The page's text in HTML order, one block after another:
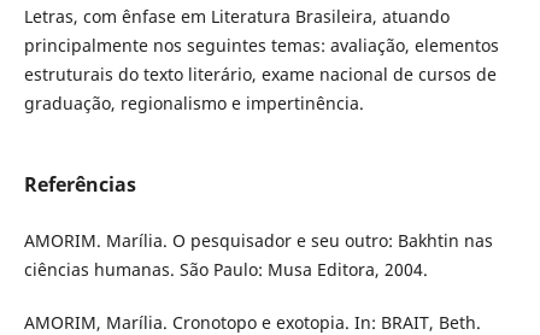
Letras, com ênfase em Literatura Brasileira, atuando
principalmente nos seguintes temas: avaliação, elementos
estruturais do texto literário, exame nacional de cursos de
graduação, regionalismo e impertinência.
Referências
AMORIM. Marília. O pesquisador e seu outro: Bakhtin nas
ciências humanas. São Paulo: Musa Editora, 2004.
AMORIM, Marília. Cronotopo e exotopia. In: BRAIT, Beth.